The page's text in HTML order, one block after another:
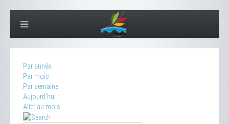
Par année
Par mois
Par semaine
Aujourd'hui
Aller au mois